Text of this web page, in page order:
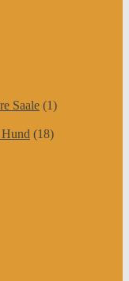
Saale (1)
(18)